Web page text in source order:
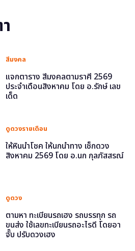
สีมงคล
แจกตาราง สีมงคลตามราศี 2569
ประจำเดือนสิงหาคม โดย อ.รักษ์ เลข
เด็ด
ดูดวงรายเดือน
ให้หินนำโชค ให้นกนำทาง เช็กดวง
สิงหาคม 2569 โดย อ.นก กุลภัสสรณ์
ดูดวง
ตามหา ทะเบียนรถเฮง รถบรรทุก รถ
ขนส่ง ใช้เลขทะเบียนรถอะไรดี โดยอา
จั๊บ ปรับดวงเฮง